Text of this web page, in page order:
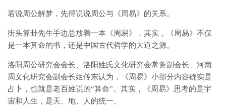
若说周公解梦，先得说说周公与《周易》的关系。
街头算卦先生手边总放着一本《周易》，其实，《周易》不仅
是一本算命的书，还是中国古代哲学的大道之源。
洛阳周公研究会会长、洛阳姓氏文化研究会常务副会长、河南
周文化研究会副会长姬传东认为，《周易》小部分内容确实是
占卜，也就是老百姓说的“算命”。其实，《周易》思考的是宇
宙和人生，是天、地、人的统一。